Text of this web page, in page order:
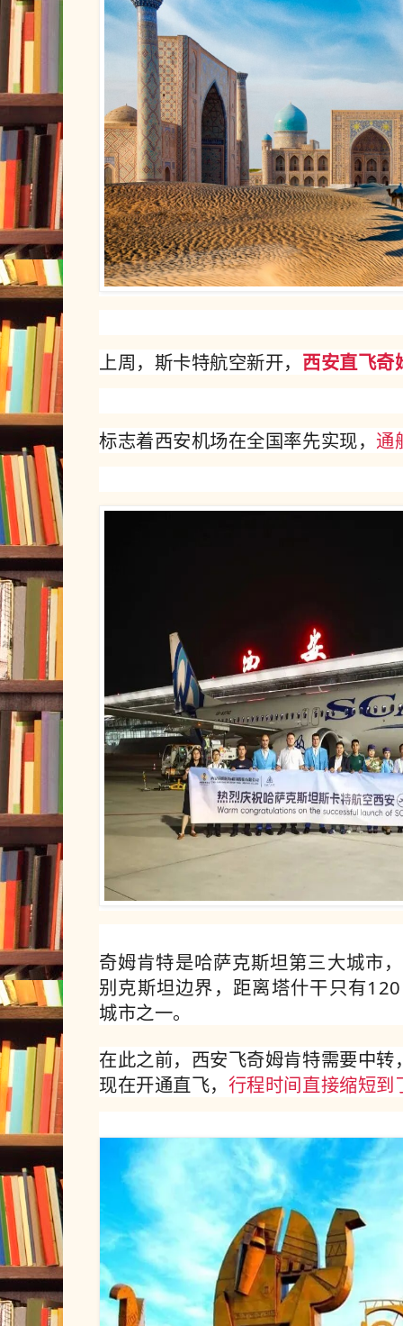
上周，斯卡特航空新开， 西安直飞奇
标志着西安机场在全国率先实现，通
奇姆肯特是哈萨克斯坦第三大城市
别克斯坦边界，距离塔什干只有
城市之一。
在此之前，西安飞奇姆肯特需要中
现在开通直飞， 行程时间直接缩短